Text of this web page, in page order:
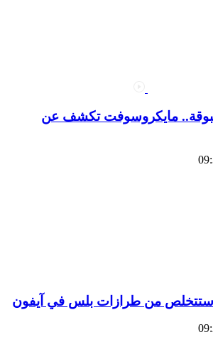
مايكروسوفت تكشف عن
ستتخلص من طرازات بلس في آيفون